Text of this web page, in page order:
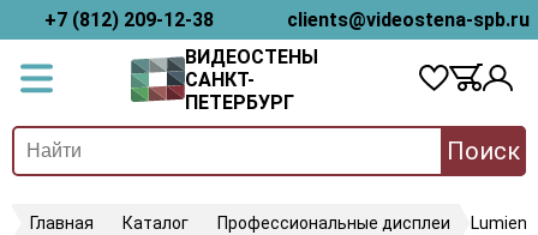
+7 (812) 209-12-38
clients@videostena-spb.ru
ВИДЕОСТЕНЫ
САНКТ-
ПЕТЕРБУРГ
Поиск
Главная Каталог Профессиональные дисплеи Lumien